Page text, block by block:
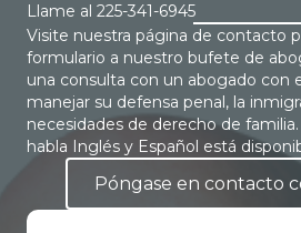
Llame al 225-341-6945
Visite nuestra página de contacto
formulario a nuestro bufete de
una consulta con un abogado con
manejar su defensa penal, la
necesidades de derecho de
habla Inglés y Español está
Póngase en contacto